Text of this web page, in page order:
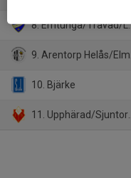
8. Emtunga/Tråvad/Larv (7:7)
9. Arentorp Helås/Elmer Fåglum
10. Bjärke
11. Upphärad/Sjuntorp/Åsaka